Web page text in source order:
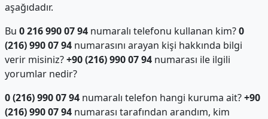
aşağıdadır.
Bu 0 216 990 07 94numaralı telefonu kullanan kim?0
(216) 990 07 94numarasını arayan kişi hakkında bilgi
verir misiniz?+90 (216) 990 07 94numarası ile ilgili
yorumlar nedir?
0 (216) 990 07 94numaralı telefon hangi kuruma ait?+90
(216) 990 07 94numarası tarafından arandım, kim